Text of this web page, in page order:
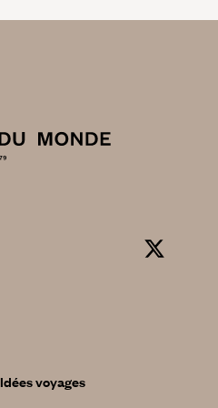
Idées voyages